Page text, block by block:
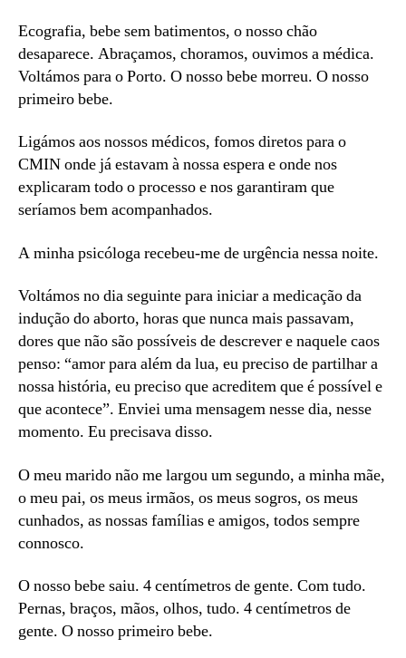
Ecografia, bebe sem batimentos, o nosso chão
desaparece. Abraçamos, choramos, ouvimos a médica.
Voltámos para o Porto. O nosso bebe morreu. O nosso
primeiro bebe.
Ligámos aos nossos médicos, fomos diretos para o
CMIN onde já estavam à nossa espera e onde nos
explicaram todo o processo e nos garantiram que
seríamos bem acompanhados.
A minha psicóloga recebeu-me de urgência nessa noite.
Voltámos no dia seguinte para iniciar a medicação da
indução do aborto, horas que nunca mais passavam,
dores que não são possíveis de descrever e naquele caos
penso: “amor para além da lua, eu preciso de partilhar a
nossa história, eu preciso que acreditem que é possível e
que acontece”. Enviei uma mensagem nesse dia, nesse
momento. Eu precisava disso.
O meu marido não me largou um segundo, a minha mãe,
o meu pai, os meus irmãos, os meus sogros, os meus
cunhados, as nossas famílias e amigos, todos sempre
connosco.
O nosso bebe saiu. 4 centímetros de gente. Com tudo.
Pernas, braços, mãos, olhos, tudo. 4 centímetros de
gente. O nosso primeiro bebe.